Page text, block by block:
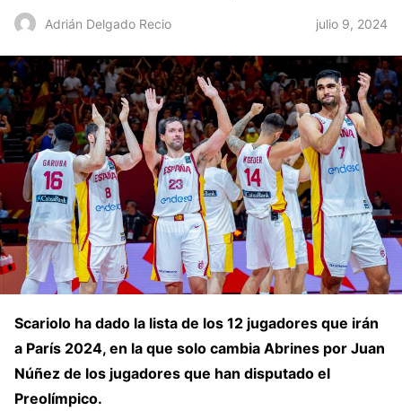
Adrián Delgado Recio julio 9, 2024
Scariolo ha dado la lista de los 12 jugadores que irán
a París 2024, en la que solo cambia Abrines por Juan
Núñez de los jugadores que han disputado el
Preolímpico.